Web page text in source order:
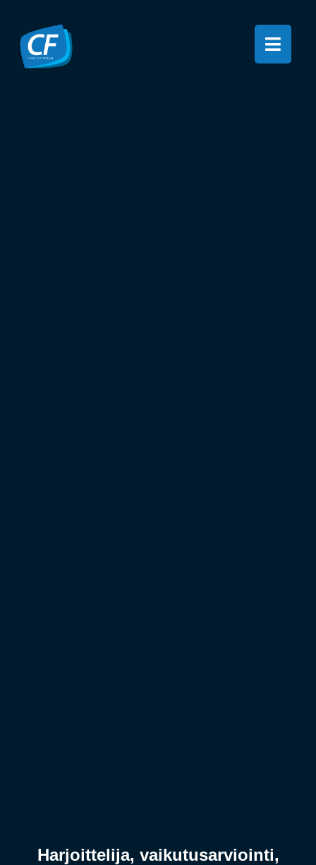
Harjoittelija, vaikutusarviointi,